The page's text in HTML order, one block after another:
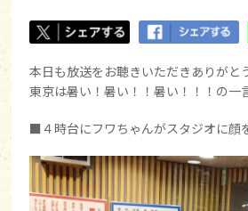
本日も放送をお聴きいただきありがと
東京は暑い！暑い！！暑い！！！の一
■４時台にフワちゃんがスタジオに顔